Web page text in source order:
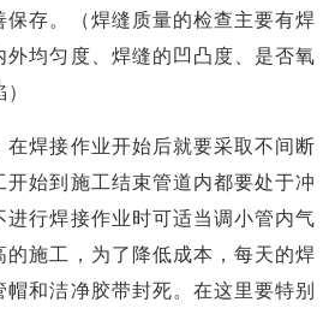
保存。（焊缝质量的检查主要有焊
外均匀度、焊缝的凹凸度、是否氧
在焊接作业开始后就要采取不间断
开始到施工结束管道内都要处于冲
进行焊接作业时可适当调小管内气
的施工，为了降低成本，每天的焊
和洁净胶带封死。在这里要特别